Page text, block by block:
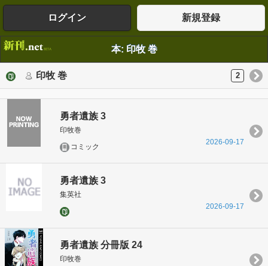
ログイン 新規登録
本: 印牧 巻
印牧 巻 2
勇者遺族 3
印牧巻
コミック
2026-09-17
勇者遺族 3
集英社
2026-09-17
勇者遺族 分冊版 24
印牧巻